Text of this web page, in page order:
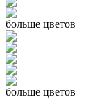
больше цветов
больше цветов